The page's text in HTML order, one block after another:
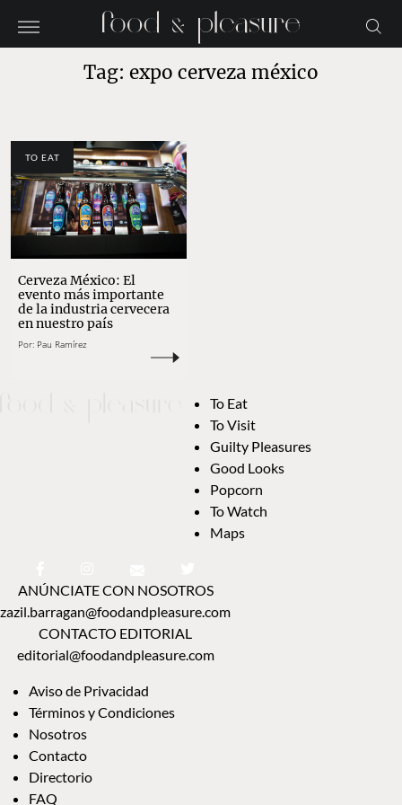
Tag: expo cerveza méxico
TO EAT
Cerveza México: El
evento más importante
de la industria cervecera
en nuestro país
Por: Pau Ramírez
To Eat
To Visit
Guilty Pleasures
Good Looks
Popcorn
To Watch
Maps
ANÚNCIATE CON NOSOTROS
zazil.barragan@foodandpleasure.com
CONTACTO EDITORIAL
editorial@foodandpleasure.com
Aviso de Privacidad
Términos y Condiciones
Nosotros
Contacto
Directorio
FAQ